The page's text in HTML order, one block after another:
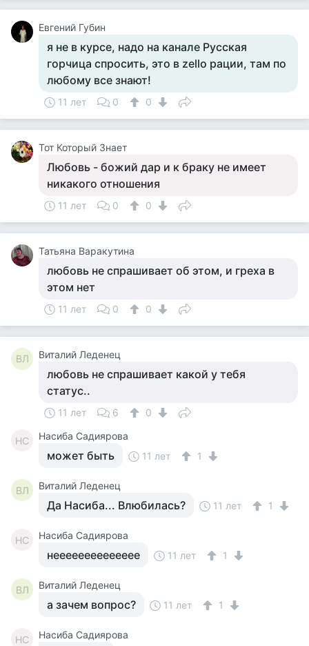
Евгений Губин
я не в курсе, надо на канале Русская
горчица спросить, это в zello рации, там по
любому все знают!
11 лет 0 0
Тот Который Знает
Любовь - божий дар и к браку не имеет
никакого отношения
11 лет 0 0
Татьяна Варакутина
любовь не спрашивает об этом, и греха в
этом нет
11 лет 0 0
ВЛ Виталий Леденец
любовь не спрашивает какой у тебя
статус..
11 лет 6 0
НС Насиба Садиярова
может быть 11 лет 1
ВЛ Виталий Леденец
Да Насиба... Влюбилась? 11 лет 1
НС Насиба Садиярова
нееееееееееееее 11 лет 1
ВЛ Виталий Леденец
а зачем вопрос? 11 лет 1
НС Насиба Садиярова